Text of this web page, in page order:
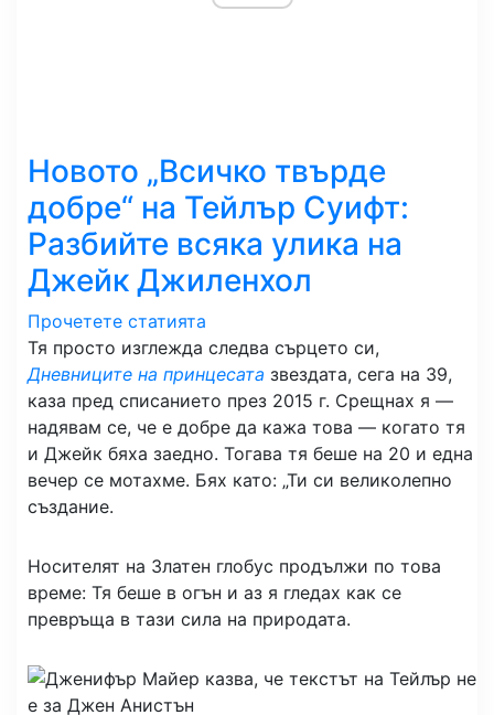
Новото „Всичко твърде
добре“ на Тейлър Суифт:
Разбийте всяка улика на
Джейк Джиленхол
Прочетете статията
Тя просто изглежда следва сърцето си,
Дневниците на принцесата звездата, сега на 39,
каза пред списанието през 2015 г. Срещнах я —
надявам се, че е добре да кажа това — когато тя
и Джейк бяха заедно. Тогава тя беше на 20 и една
вечер се мотахме. Бях като: „Ти си великолепно
създание.
Носителят на Златен глобус продължи по това
време: Тя беше в огън и аз я гледах как се
превръща в тази сила на природата.